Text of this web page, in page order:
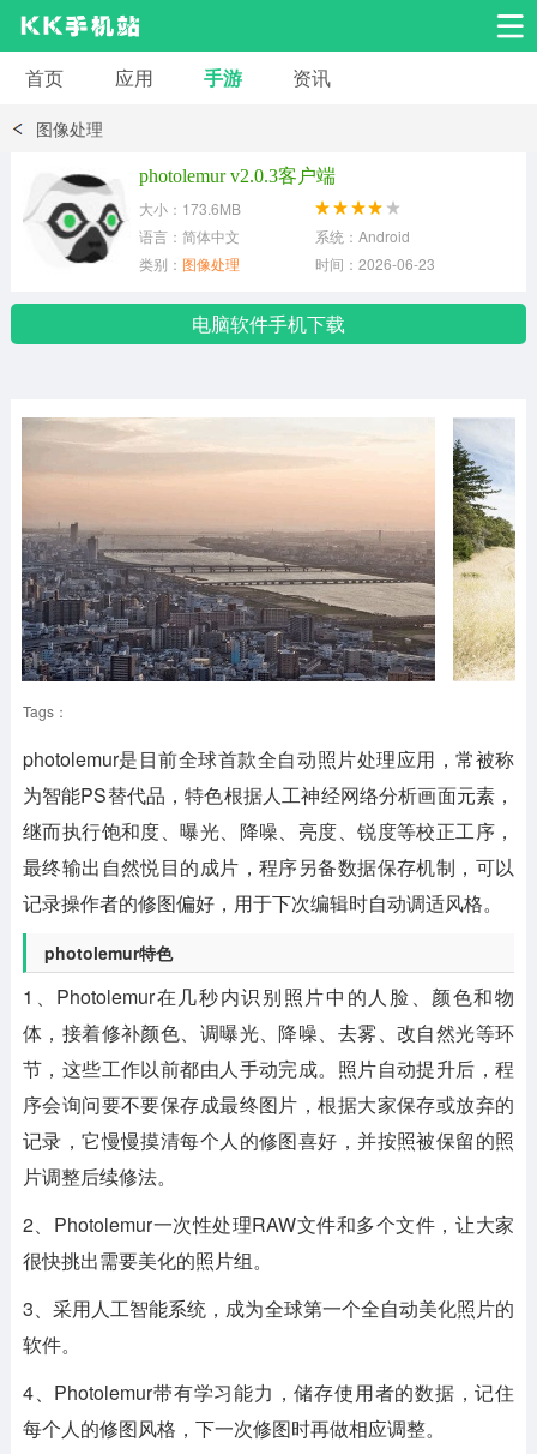
安卓应用
小说漫画
金融理财 游戏辅助
安卓其它
首页 应用 手游 资讯
图像处理
photolemur v2.0.3客户端
大小：173.6MB
语言：简体中文
系统：Android
类别： 图像处理 时间：2026-06-23
电脑软件手机下载
Tags：
photolemur是目前全球首款全自动照片处理应用，常被称
为智能PS替代品，特色根据人工神经网络分析画面元素，
继而执行饱和度、曝光、降噪、亮度、锐度等校正工序，
最终输出自然悦目的成片，程序另备数据保存机制，可以
记录操作者的修图偏好，用于下次编辑时自动调适风格。
photolemur特色
1、Photolemur在几秒内识别照片中的人脸、颜色和物
体，接着修补颜色、调曝光、降噪、去雾、改自然光等环
节，这些工作以前都由人手动完成。照片自动提升后，程
序会询问要不要保存成最终图片，根据大家保存或放弃的
记录，它慢慢摸清每个人的修图喜好，并按照被保留的照
片调整后续修法。
2、Photolemur一次性处理RAW文件和多个文件，让大家
很快挑出需要美化的照片组。
3、采用人工智能系统，成为全球第一个全自动美化照片的
软件。
4、Photolemur带有学习能力，储存使用者的数据，记住
每个人的修图风格，下一次修图时再做相应调整。